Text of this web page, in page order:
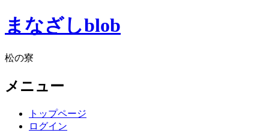
まなざしblob
松の寮
メニュー
トップページ
ログイン